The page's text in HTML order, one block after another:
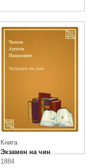
Книга
Экзамен на чин
1884